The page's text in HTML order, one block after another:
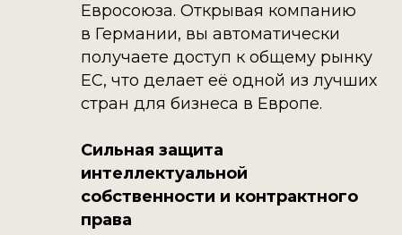
Евросоюза. Открывая компанию
в Германии, вы автоматически
получаете доступ к общему рынку
ЕС, что делает её одной из лучших
стран для бизнеса в Европе.
Сильная защита
интеллектуальной
собственности и контрактного
права